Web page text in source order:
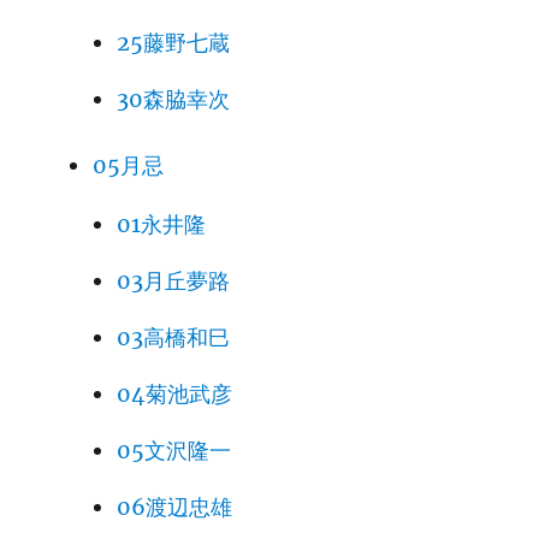
25藤野七蔵
30森脇幸次
05月忌
01永井隆
03月丘夢路
03高橋和巳
04菊池武彦
05文沢隆一
06渡辺忠雄